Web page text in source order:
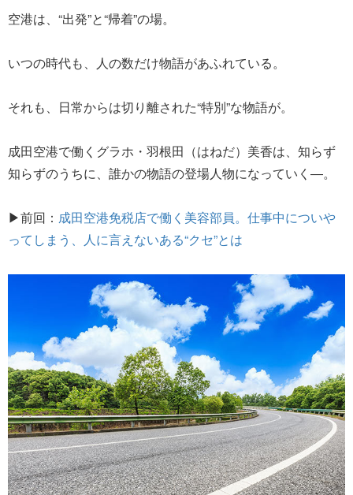
空港は、“出発”と“帰着”の場。
いつの時代も、人の数だけ物語があふれている。
それも、日常からは切り離された“特別”な物語が。
成田空港で働くグラホ・羽根田（はねだ）美香は、知らず
知らずのうちに、誰かの物語の登場人物になっていく―。
▶前回： 成田空港免税店で働く美容部員。仕事中についや
ってしまう、人に言えないある“クセ”とは